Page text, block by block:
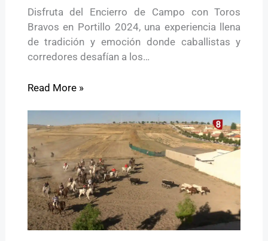
Disfruta del Encierro de Campo con Toros
Bravos en Portillo 2024, una experiencia llena
de tradición y emoción donde caballistas y
corredores desafían a los…
Read More »